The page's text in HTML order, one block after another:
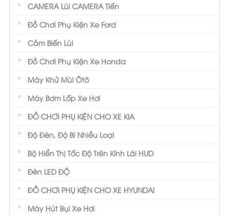
CAMERA Lùi CAMERA Tiến
Đồ Chơi Phụ Kiện Xe Ford
Cảm Biến Lùi
Đồ Chơi Phụ Kiện Xe Honda
Máy Khử Mùi Ôtô
Máy Bơm Lốp Xe Hơi
ĐỒ CHƠI PHỤ KIỆN CHO XE KIA
Độ Đèn, Độ Bi Nhiều Loại
Bộ Hiển Thị Tốc Độ Trên Kính Lái HUD
Đèn LED ĐỘ
ĐỒ CHƠI PHỤ KIỆN CHO XE HYUNDAI
Máy Hút Bụi Xe Hơi